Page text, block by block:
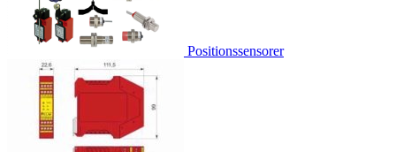
Positionssensorer